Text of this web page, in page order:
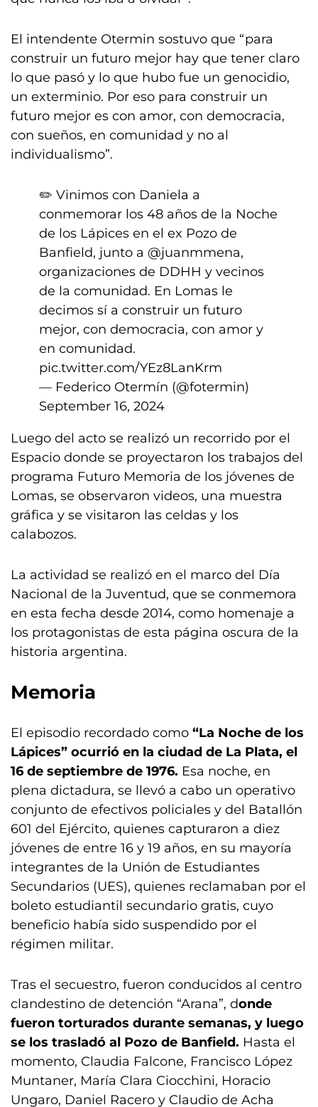
El intendente Otermin sostuvo que “para
construir un futuro mejor hay que tener claro
lo que pasó y lo que hubo fue un genocidio,
un exterminio. Por eso para construir un
futuro mejor es con amor, con democracia,
con sueños, en comunidad y no al
individualismo”.
✏️ Vinimos con Daniela a
conmemorar los 48 años de la Noche
de los Lápices en el ex Pozo de
Banfield, junto a @juanmmena,
organizaciones de DDHH y vecinos
de la comunidad. En Lomas le
decimos sí a construir un futuro
mejor, con democracia, con amor y
en comunidad.
pic.twitter.com/YEz8LanKrm
— Federico Otermín (@fotermin)
September 16, 2024
Luego del acto se realizó un recorrido por el
Espacio donde se proyectaron los trabajos del
programa Futuro Memoria de los jóvenes de
Lomas, se observaron videos, una muestra
gráfica y se visitaron las celdas y los
calabozos.
La actividad se realizó en el marco del Día
Nacional de la Juventud, que se conmemora
en esta fecha desde 2014, como homenaje a
los protagonistas de esta página oscura de la
historia argentina.
Memoria
El episodio recordado como “La Noche de los
Lápices” ocurrió en la ciudad de La Plata, el
16 de septiembre de 1976. Esa noche, en
plena dictadura, se llevó a cabo un operativo
conjunto de efectivos policiales y del Batallón
601 del Ejército, quienes capturaron a diez
jóvenes de entre 16 y 19 años, en su mayoría
integrantes de la Unión de Estudiantes
Secundarios (UES), quienes reclamaban por el
boleto estudiantil secundario gratis, cuyo
beneficio había sido suspendido por el
régimen militar.
Tras el secuestro, fueron conducidos al centro
clandestino de detención “Arana”, donde
fueron torturados durante semanas, y luego
se los trasladó al Pozo de Banfield. Hasta el
momento, Claudia Falcone, Francisco López
Muntaner, María Clara Ciocchini, Horacio
Ungaro, Daniel Racero y Claudio de Acha